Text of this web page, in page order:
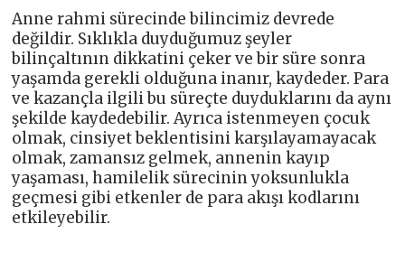
Anne rahmi sürecinde bilincimiz devrede
değildir. Sıklıkla duyduğumuz şeyler
bilinçaltının dikkatini çeker ve bir süre sonra
yaşamda gerekli olduğuna inanır, kaydeder. Para
ve kazançla ilgili bu süreçte duyduklarını da aynı
şekilde kaydedebilir. Ayrıca istenmeyen çocuk
olmak, cinsiyet beklentisini karşılayamayacak
olmak, zamansız gelmek, annenin kayıp
yaşaması, hamilelik sürecinin yoksunlukla
geçmesi gibi etkenler de para akışı kodlarını
etkileyebilir.